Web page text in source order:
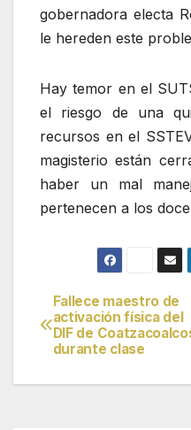
gobernadora electa
le hereden este
Hay temor en el
el riesgo de una
recursos en el
magisterio están
haber un mal
pertenecen a los
Navegación
de
entradas
Fallece maestro de
activación física del
DIF de
durante clase